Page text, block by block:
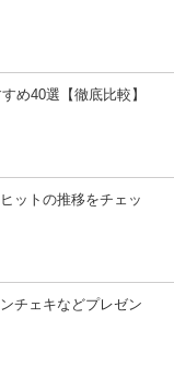
め40選【徹底比較】
ットの推移をチェッ
チェキなどプレゼン